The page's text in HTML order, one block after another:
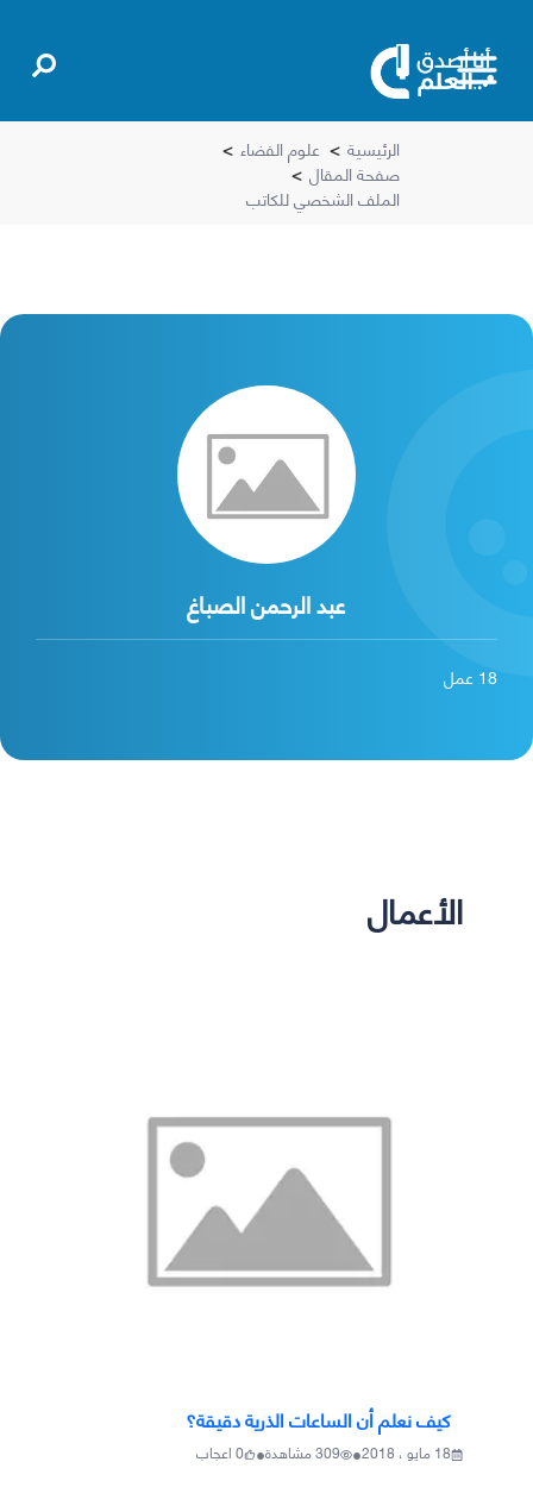
الرئيسية > علوم الفضاء >
صفحة المقال >
الملف الشخصي للكاتب
عبد الرحمن الصباغ
18 عمل
الأعمال
كيف نعلم أن الساعات الذرية دقيقة؟
18 مايو ، 2018 •
309مشاهدة•
0اعجاب